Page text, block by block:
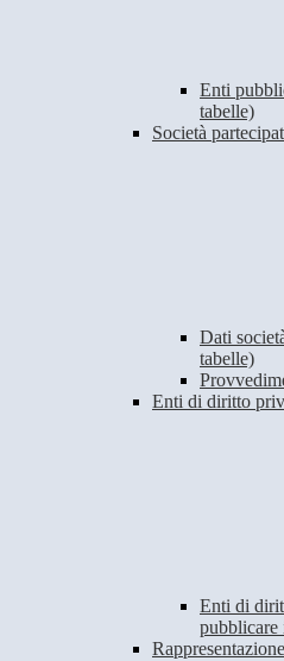
Enti
tabelle)
Società
Dati
tabelle)
Enti di diritto
Enti di
pubblicare